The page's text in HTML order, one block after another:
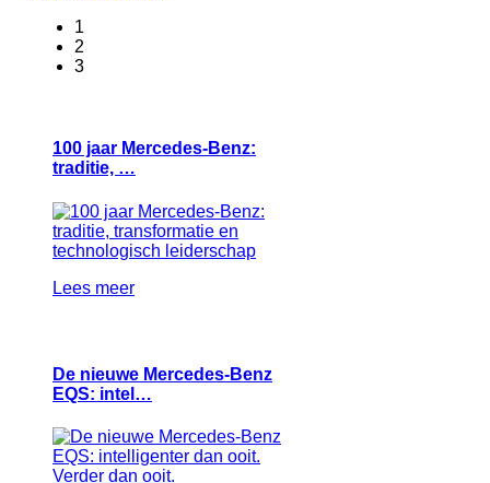
1
2
3
100 jaar Mercedes-Benz:
traditie, …
Lees meer
De nieuwe Mercedes-Benz
EQS: intel…